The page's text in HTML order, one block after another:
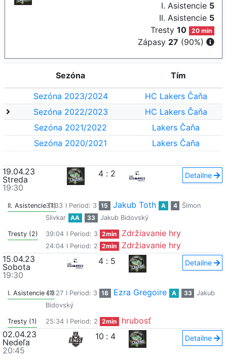
I. Asistencie 5
II. Asistencie 5
Tresty10 20 min
Zápasy 27 (90%)
Sezóna Tím
Sezóna 2023/2024
HC Lakers Čaňa
Sezóna 2022/2023
HC Lakers Čaňa
Sezóna 2021/2022
Lakers Čaňa
Sezóna 2020/2021
Lakers Čaňa
19.04.23
Streda
19:30
4 : 2 Detailne
II. Asistencie (1)
31:33 I Period: 3 15 Jakub Toth A 4
Šimon
Slivkar
AA 33 Jakub Bidovský
Tresty (2) 39:04 I Period: 3 2min Zdržiavanie hry
24:04 I Period: 2 2min
Zdržiavanie hry
15.04.23
Sobota
19:30
4 : 5 Detailne
I. Asistencie (1)44:27 I Period: 3 18 Ezra Gregoire A 33
Jakub
Bidovský
Tresty (1) 25:34 I Period: 2 2min
hrubosť
02.04.23
Nedeľa
20:45
10 : 4 Detailne